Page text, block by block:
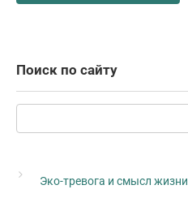
Поиск по сайту
Поиск:
Эко-тревога и смысл жизни